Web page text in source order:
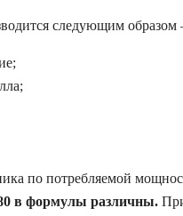
следующим
по потребляемой
в формулы различны.